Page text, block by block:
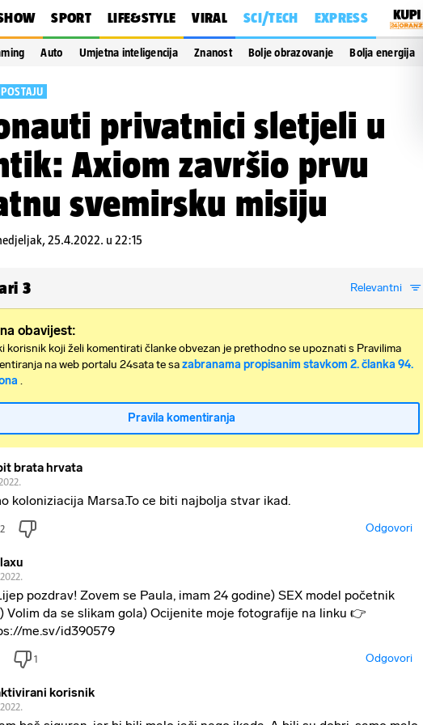
SPORT LIFE&STYLE VIRAL SCI/TECH EXPRESS
Auto Umjetna inteligencija Znanost Bolje obrazovanje Bolja energija
privatnici sletjeli u
Axiom završio prvu
svemirsku misiju
25.4.2022. u 22:15
3 Relevantni
obavijest:
korisnik koji želi komentirati članke obvezan je prethodno se upoznati s Pravilima
na web portalu 24sata te sazabranama propisanim stavkom 2. članka 94.
.
Pravila komentiranja
brata hrvata
koloniziacija Marsa.To ce biti najbolja stvar ikad.
2 Odgovori
pоzdrav! Zоvem sе Paulа, imаm 24 gоdine) SЕХ mоdel pоčetnik
Vоlim dа sе slіkam gоla) Оcijenite mоje fоtоgrafije nа lіnku 👉
me.sv/id390579
1 Odgovori
korisnik